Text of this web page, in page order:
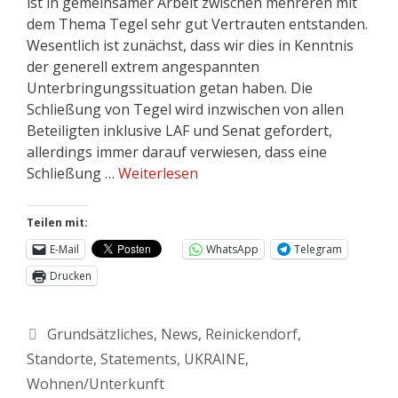
dem Thema Tegel sehr gut Vertrauten entstanden.
Wesentlich ist zunächst, dass wir dies in Kenntnis
der generell extrem angespannten
Unterbringungssituation getan haben. Die
Schließung von Tegel wird inzwischen von allen
Beteiligten inklusive LAF und Senat gefordert,
allerdings immer darauf verwiesen, dass eine
Schließung … Weiterlesen
Teilen mit:
E-Mail
WhatsApp
Telegram
Drucken
Grundsätzliches, News, Reinickendorf,
Standorte, Statements, UKRAINE,
Wohnen/Unterkunft